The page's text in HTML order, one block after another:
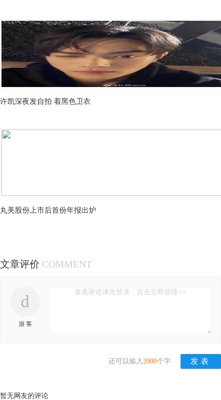
许凯深夜发自拍 着黑色卫衣
丸美股份上市后首份年报出炉
文章评价 COMMENT
d
游 客
发表评论请先登录，点击立即登陆>>
还可以输入 2000个字
暂无网友的评论